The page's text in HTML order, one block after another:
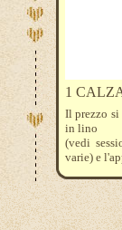
1
Il prezzo si
in lino
(vedi
varie) e